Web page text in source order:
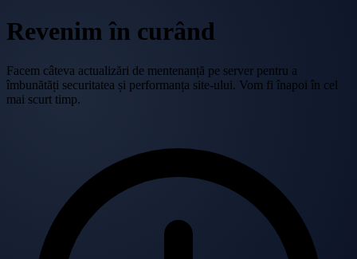
Revenim în curând
Facem câteva actualizări de mentenanță pe server pentru a
îmbunătăți securitatea și performanța site-ului. Vom fi înapoi în cel
mai scurt timp.